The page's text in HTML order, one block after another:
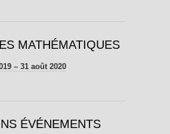
MATHÉMATIQUES
– 31 août 2020
ÉVÉNEMENTS